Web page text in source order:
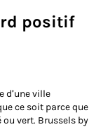
positif
d’une ville
ce soit parce que
ou vert. Brussels by